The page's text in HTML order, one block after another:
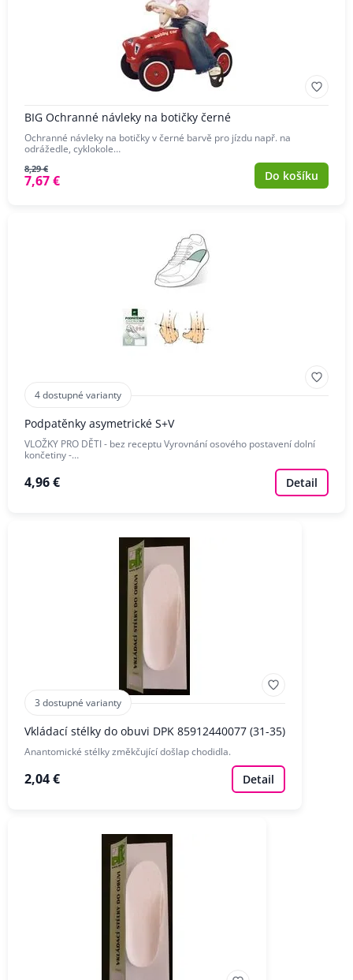
BIG Ochranné návleky na botičky černé
Ochranné návleky na botičky v černé barvě pro jízdu např. na
odrážedle, cyklokole…
8,29 €
7,67 € Do košíku
4 dostupné varianty
Podpatěnky asymetrické S+V
VLOŽKY PRO DĚTI - bez receptu Vyrovnání osového postavení dolní
končetiny -…
4,96 € Detail
3 dostupné varianty
Vkládací stélky do obuvi DPK 85912440077 (31-35)
Anantomické stélky změkčující došlap chodidla.
2,04 € Detail